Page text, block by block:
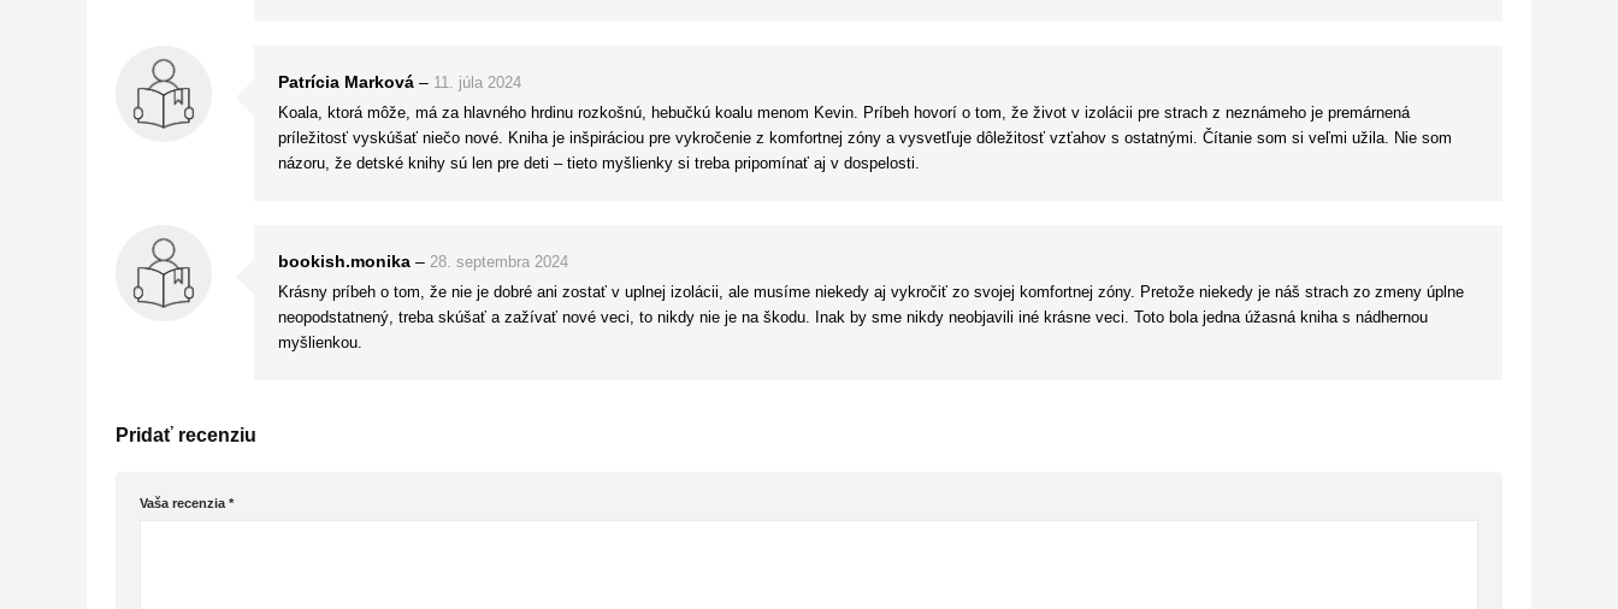
Patrícia Marková – 11. júla 2024
Koala, ktorá môže, má za hlavného hrdinu rozkošnú, hebučkú koalu menom Kevin. Príbeh hovorí o tom, že život v izolácii pre strach z neznámeho je premárnená
príležitosť vyskúšať niečo nové. Kniha je inšpiráciou pre vykročenie z komfortnej zóny a vysvetľuje dôležitosť vzťahov s ostatnými. Čítanie som si veľmi užila. Nie som
názoru, že detské knihy sú len pre deti – tieto myšlienky si treba pripomínať aj v dospelosti.
bookish.monika – 28. septembra 2024
Krásny príbeh o tom, že nie je dobré ani zostať v uplnej izolácii, ale musíme niekedy aj vykročiť zo svojej komfortnej zóny. Pretože niekedy je náš strach zo zmeny úplne
neopodstatnený, treba skúšať a zažívať nové veci, to nikdy nie je na škodu. Inak by sme nikdy neobjavili iné krásne veci. Toto bola jedna úžasná kniha s nádhernou
myšlienkou.
Pridať recenziu
Vaša recenzia *